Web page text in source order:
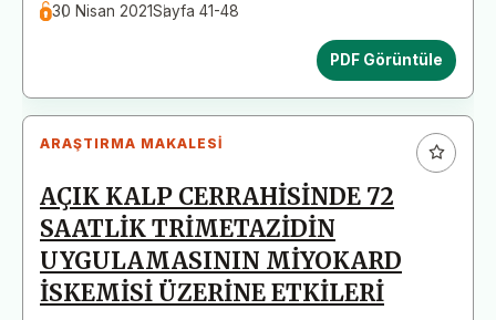
30 Nisan 2021Sayfa 41-48
PDF Görüntüle
ARAŞTIRMA MAKALESI
AÇIK KALP CERRAHİSİNDE 72
SAATLİK TRİMETAZİDİN
UYGULAMASININ MİYOKARD
İSKEMİSİ ÜZERİNE ETKİLERİ